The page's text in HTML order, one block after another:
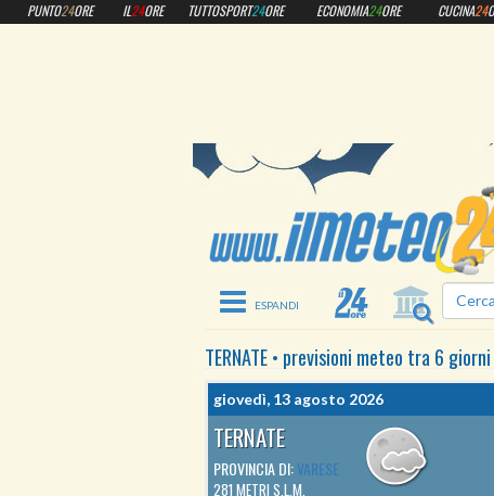
Toggle navigation
TERNATE• previsioni meteo tra 6 giorni
giovedì, 13 agosto 2026
TERNATE
PROVINCIA DI:VARESE
281 METRI S.L.M.
PUNTO24ORE IL24ORE TUTTOSPORT24ORE ECONOMIA24ORE CUCINA24